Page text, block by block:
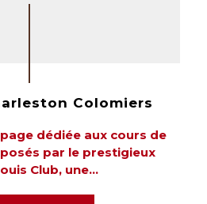
Colomiers
dédiée aux cours de
par le prestigieux
Club, une...